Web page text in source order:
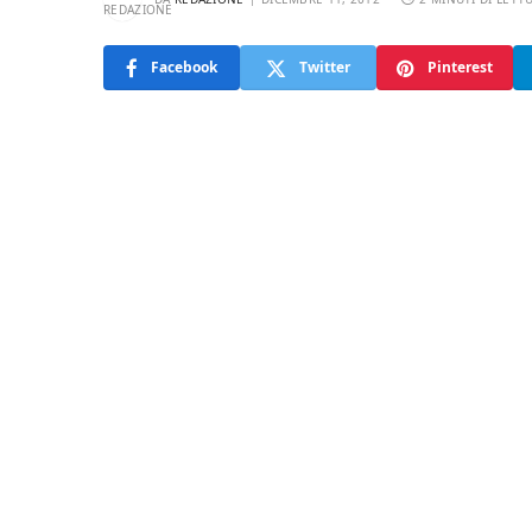
Facebook Twitter Pinterest